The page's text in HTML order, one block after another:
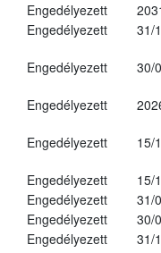
Engedélyezett
Engedélyezett
31/
Engedélyezett 30/
Engedélyezett
Engedélyezett 15/
Engedélyezett
15/
Engedélyezett
31/
Engedélyezett
30/
Engedélyezett
31/